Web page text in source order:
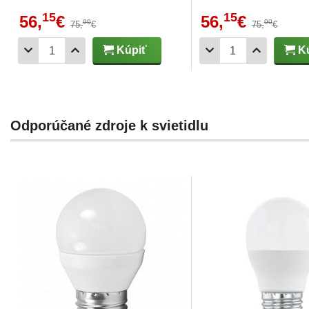
56,15€ 75,90€
Kúpiť
56,15€ 75,90€
Odporúčané zdroje k svietidlu